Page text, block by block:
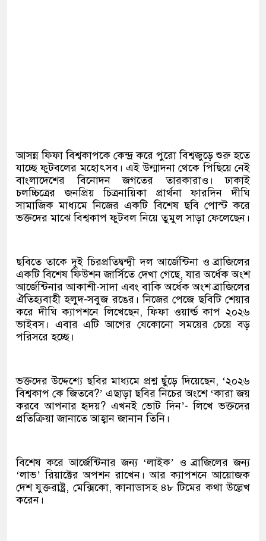
আসন্ন ফিফা বিশ্বকাপকে কেন্দ্র করে পুরো বিশ্বজুড়ে শুরু হতে
যাচ্ছে ফুটবলের মহোৎসব। এই উন্মাদনা থেকে পিছিয়ে নেই
বাংলাদেশের বিনোদন জগতের তারকারাও। ঢাকাই
চলচ্চিত্রের জনপ্রিয় চিত্রনায়িকা প্রার্থনা ফারদিন দীঘি
সামাজিক মাধ্যমে নিজের একটি বিশেষ ছবি পোস্ট করে
ভক্তদের মাঝে বিশ্বকাপ ফুটবল নিয়ে তুমুল সাড়া ফেলেছেন।
ছবিতে তাকে দুই চিরপ্রতিদ্বন্দ্বী দল আর্জেন্টিনা ও ব্রাজিলের
একটি বিশেষ ফিউশন জার্সিতে দেখা গেছে, যার অর্ধেক অংশ
আর্জেন্টিনার আকাশী-সাদা এবং বাকি অর্ধেক অংশ ব্রাজিলের
ঐতিহ্যবাহী হলুদ-সবুজ রঙের। নিজের পেজে ছবিটি শেয়ার
করে দীঘি ক্যাপশনে লিখেছেন, ফিফা ওয়ার্ল্ড কাপ ২০২৬
ভাইবস। এবার এটি আগের যেকোনো সময়ের চেয়ে বড়
পরিসরে হচ্ছে।
ভক্তদের উদ্দেশ্যে ছবির মাধ্যমে প্রশ্ন ছুঁড়ে দিয়েছেন, ‘২০২৬
বিশ্বকাপ কে জিতবে?’ এছাড়া ছবির নিচের অংশে ‘কারা জয়
করবে আপনার হৃদয়? এখনই ভোট দিন’- লিখে ভক্তদের
প্রতিক্রিয়া জানাতে আহ্বান জানান তিনি।
বিশেষ করে আর্জেন্টিনার জন্য ‘লাইক’ ও ব্রাজিলের জন্য
‘লাভ’ রিয়াক্টের অপশন রাখেন। আর ক্যাপশনে আয়োজক
দেশ যুক্তরাষ্ট্র, মেক্সিকো, কানাডাসহ ৪৮ টিমের কথা উল্লেখ
করেন।